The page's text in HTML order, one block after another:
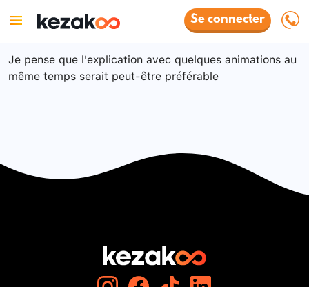
Se connecter
Je pense que l'explication avec quelques animations au
même temps serait peut-être préférable